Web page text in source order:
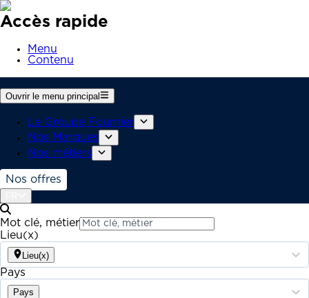
Accès rapide
Menu
Contenu
Ouvrir le menu principal
Le Groupe Fournier
Nos Marques
Nos métiers
Nos offres
Mot clé, métier
Lieu(x)
Lieu(x)
Pays
Pays